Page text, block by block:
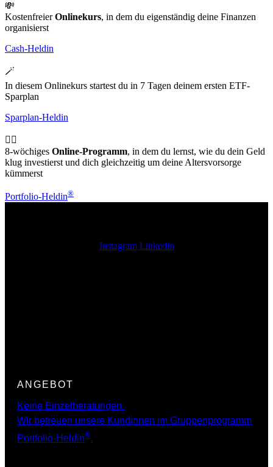
💸
KostenfreierOnlinekurs, in dem du eigenständig deine Finanzen
organisierst
Cash-Heldin
🪄
In diesem Onlinekurs startest du in 7 Tagen deinem ersten ETF-
Sparplan
Sparplan-Heldin
🦸‍♀️
8-wöchiges Online-Programm, in dem du lernst, wie du dein Geld
klug investierst und dich gleichzeitig um deine Altersvorsorge
kümmerst
Portfolio-Heldin®
Instagram Linkedin
ANGEBOT
Keine Einzelberatungen.
Wir betreuen unsere Kundinnen im Gruppenprogramm
Portfolio-Heldin®.